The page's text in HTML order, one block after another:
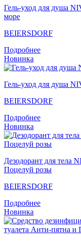
Гель-уход для душа
море
BEIERSDORF
Подробнее
Новинка
Гель-уход для душа
BEIERSDORF
Подробнее
Новинка
Дезодорант для тела
Поцелуй розы
BEIERSDORF
Подробнее
Новинка